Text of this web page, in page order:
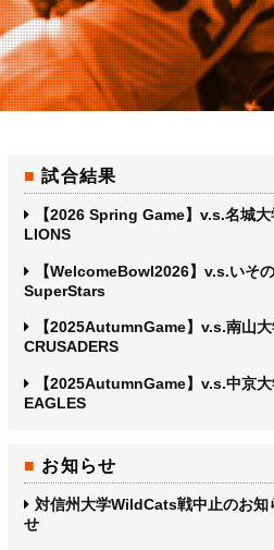
試合結果
【2026 Spring Game】v.s.名城大
LIONS
【WelcomeBowl2026】v.s.いその
SuperStars
【2025AutumnGame】v.s.南山
CRUSADERS
【2025AutumnGame】v.s.中京
EAGLES
お知らせ
対信州大学WildCats戦中止のお知
せ